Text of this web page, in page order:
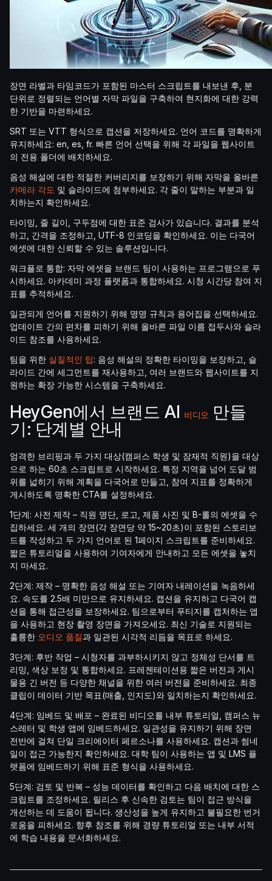
장면 라벨과 타임코드가 포함된 마스터 스크립트를 내보낸 후, 분
단위로 정렬되는 언어별 자막 파일을 구축하여 현지화에 대한 강력
한 기반을 마련하세요.
SRT 또는 VTT 형식으로 캡션을 저장하세요. 언어 코드를 명확하게
유지하세요: en, es, fr. 빠른 언어 선택을 위해 각 파일을 웹사이트
의 전용 폴더에 배치하세요.
음성 해설에 대한 적절한 커버리지를 보장하기 위해 자막을 올바른
카메라 각도 및 슬라이드에 첨부하세요. 각 줄이 말하는 부분과 일
치하는지 확인하세요.
타이밍, 줄 길이, 구두점에 대한 표준 검사가 있습니다. 결과를 분석
하고, 간격을 조정하고, UTF-8 인코딩을 확인하세요. 이는 다국어
에셋에 대한 신뢰할 수 있는 솔루션입니다.
워크플로 통합: 자막 에셋을 브랜드 팀이 사용하는 프로그램으로 푸
시하세요. 아카데미 과정 플랫폼과 통합하세요. 시청 시간당 참여 지
표를 추적하세요.
일관되게 언어를 지원하기 위해 명명 규칙과 용어집을 선택하세요.
업데이트 간의 편차를 피하기 위해 올바른 파일 이름 접두사와 슬라
이드 참조를 사용하세요.
팀을 위한 실질적인 팁: 음성 해설의 정확한 타이밍을 보장하고, 슬
라이드 간에 세그먼트를 재사용하고, 여러 브랜드와 웹사이트를 지
원하는 확장 가능한 시스템을 구축하세요.
HeyGen에서 브랜드 AI 비디오
만들
기: 단계별 안내
엄격한 브리핑과 두 가지 대상(캠퍼스 학생 및 잠재적 직원)을 대상
으로 하는 60초 스크립트로 시작하세요. 특정 지역을 넘어 도달 범
위를 넓히기 위해 계획을 다국어로 만들고, 참여 지표를 정확하게
게시하도록 명확한 CTA를 설정하세요.
1단계: 사전 제작 – 직원 명단, 로고, 제품 사진 및 B-롤의 에셋을 수
집하세요. 세 개의 장면(각 장면당 약 15~20초)이 포함된 스토리보
드를 작성하고 두 가지 언어로 된 1페이지 스크립트를 준비하세요.
짧은 튜토리얼을 사용하여 기여자에게 안내하고 모든 에셋을 놓치
지 마세요.
2단계: 제작 – 명확한 음성 해설 또는 기여자 내레이션을 녹음하세
요. 속도를 2.5배 미만으로 유지하세요. 캡션을 유지하고 다국어 캡
션을 통해 접근성을 보장하세요. 팀으로부터 푸티지를 캡처하는 앱
을 사용하고 현장 촬영 장면을 가져오세요. 최신 기술로 지원되는
훌륭한 오디오 품질과 일관된 시각적 리듬을 목표로 하세요.
3단계: 후반 작업 – 시청자를 과부하시키지 않고 정체성 단서를 트
리밍, 색상 보정 및 통합하세요. 프레젠테이션용 짧은 버전과 게시
물용 긴 버전 등 다양한 채널을 위한 여러 버전을 준비하세요. 최종
클립이 데이터 기반 목표(매출, 인지도)와 일치하는지 확인하세요.
4단계: 임베드 및 배포 – 완료된 비디오를 내부 튜토리얼, 캠퍼스 뉴
스레터 및 학생 앱에 임베드하세요. 일관성을 유지하기 위해 장면
전반에 걸쳐 단일 크리에이터 페르소나를 사용하세요. 캡션과 썸네
일이 접근 가능한지 확인하세요. 대학 팀이 사용하는 앱 및 LMS 플
랫폼에 임베드하기 위해 표준 형식을 사용하세요.
5단계: 검토 및 반복 – 성능 데이터를 확인하고 다음 배치에 대한 스
크립트를 조정하세요. 릴리스 후 신속한 검토는 팀이 접근 방식을
개선하는 데 도움이 됩니다. 생산성을 높게 유지하고 불필요한 번거
로움을 피하세요. 향후 참조를 위해 경량 튜토리얼 또는 내부 서적
에 학습 내용을 문서화하세요.